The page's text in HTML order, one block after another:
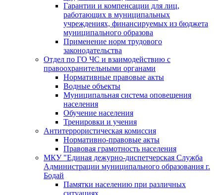
Гарантии и компенсации для лиц,
работающих в муниципальных
учреждениях, финансируемых из бюджета
муниципального образова
Применение норм трудового
законодательства
Отдел по ГО ЧС и взаимодействию с
правоохранительными органами
Нормативные правовые акты
Водные объекты
Муниципальная система оповещения
населения
Обучение населения
Тренировки и учения
Антитеррористическая комиссия
Нормативно-правовые акты
Правовая грамотность населения
МКУ "Единая дежурно-диспетчерская Служба
Администрации муниципального образования г.
Бодай
Памятки населению при различных
ситуациях